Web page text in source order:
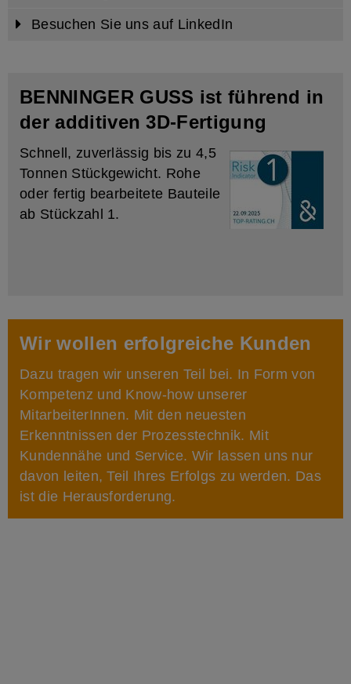
Besuchen Sie uns auf LinkedIn
BENNINGER GUSS ist führend in
der additiven 3D-Fertigung
Schnell, zuverlässig bis zu 4,5
Tonnen Stückgewicht. Rohe
oder fertig bearbeitete Bauteile
ab Stückzahl 1.
Wir wollen erfolgreiche Kunden
Dazu tragen wir unseren Teil bei. In Form von
Kompetenz und Know-how unserer
MitarbeiterInnen. Mit den neuesten
Erkenntnissen der Prozesstechnik. Mit
Kundennähe und Service. Wir lassen uns nur
davon leiten, Teil Ihres Erfolgs zu werden. Das
ist die Herausforderung.